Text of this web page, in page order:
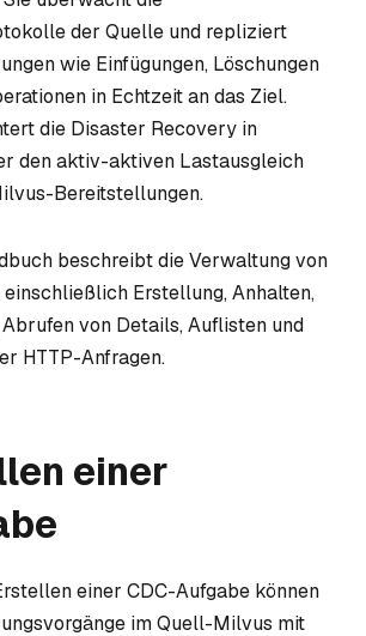
der Quelle und repliziert
wie Einfügungen, Löschungen
in Echtzeit an das Ziel.
die Disaster Recovery in
den aktiv-aktiven Lastausgleich
Bereitstellungen.
beschreibt die Verwaltung von
einschließlich Erstellung, Anhalten,
von Details, Auflisten und
HTTP-Anfragen.
einer
einer CDC-Aufgabe können
im Quell-Milvus mit